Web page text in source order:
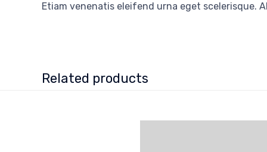
Etiam venenatis eleifend urna eget scelerisque.
Related products